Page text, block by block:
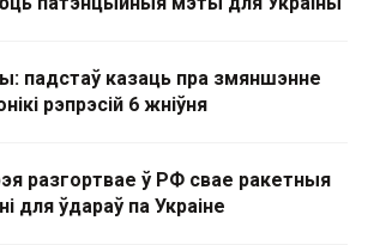
падстаў казаць пра змяншэнне
рэпрэсій 6 жніўня
разгортвае ў РФ свае ракетныя
для ўдараў па Украіне